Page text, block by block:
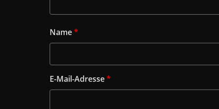
Name*
E-Mail-Adresse*